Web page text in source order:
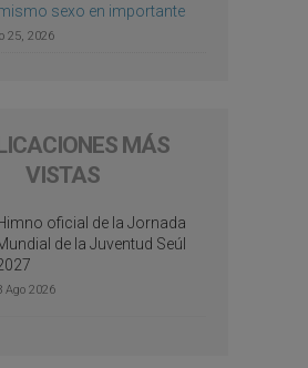
sexo en importante
25, 2026
MÁS
VISTAS
oficial de la Jornada
de la Juventud Seúl
Ago 2026